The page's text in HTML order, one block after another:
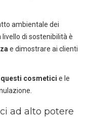
ambientale dei
di sostenibilità è
e dimostrare ai clienti
cosmetici e le
ad alto potere